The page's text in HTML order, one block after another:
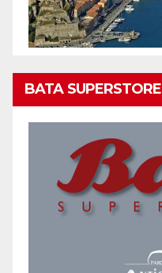
BATA SUPERSTORE